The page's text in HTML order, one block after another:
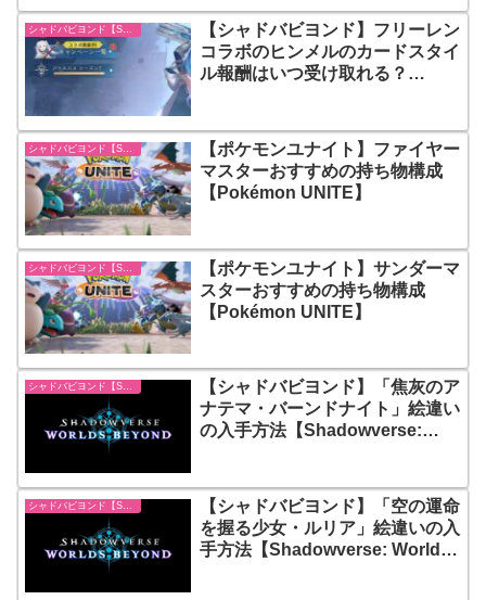
シャドバビヨンド【Shadowverse: Worlds Beyond】
【シャドバビヨンド】フリーレン
コラボのヒンメルのカードスタイ
ル報酬はいつ受け取れる？
【ポケモンユナイト】ファイヤー
マスターおすすめの持ち物構成
【Pokémon UNITE】
【ポケモンユナイト】サンダーマ
スターおすすめの持ち物構成
【Pokémon UNITE】
シャドバビヨンド【Shadowverse: Worlds Beyond】
【シャドバビヨンド】「焦灰のア
ナテマ・バーンドナイト」絵違い
の入手方法【Shadowverse:
【シャドバビヨンド】「空の運命
を握る少女・ルリア」絵違いの入
手方法【Shadowverse: Worlds